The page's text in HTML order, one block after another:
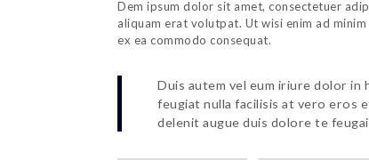
Dem ipsum dolor sit amet, consectetuer
aliquam erat volutpat. Ut wisi enim ad
ex ea commodo consequat.
Duis autem vel eum iriure dolor
feugiat nulla facilisis at vero eros
delenit augue duis dolore te